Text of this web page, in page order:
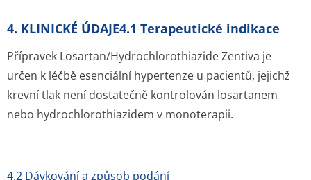
4. KLINICKÉ ÚDAJE4.1 Terapeutické indikace
Přípravek Losartan/Hydrochlo­rothiazide Zentiva je
určen k léčbě esenciální hypertenze u pacientů, jejichž
krevní tlak není dostatečně kontrolován losartanem
nebo hydrochlorothi­azidem v monoterapii.
4.2 Dávkování a způsob podání